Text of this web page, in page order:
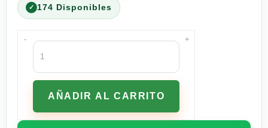
174 Disponibles
-
Aceite
De
Aguacate
Extra
Virgen
1
Lt
AÑADIR AL CARRITO
+